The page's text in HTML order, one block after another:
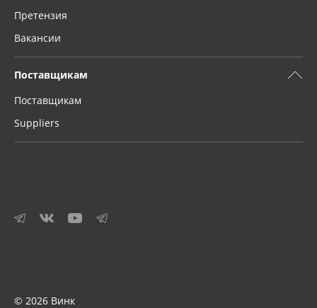
Претензия
Вакансии
Поставщикам
Поставщикам
Suppliers
© 2026 Винк